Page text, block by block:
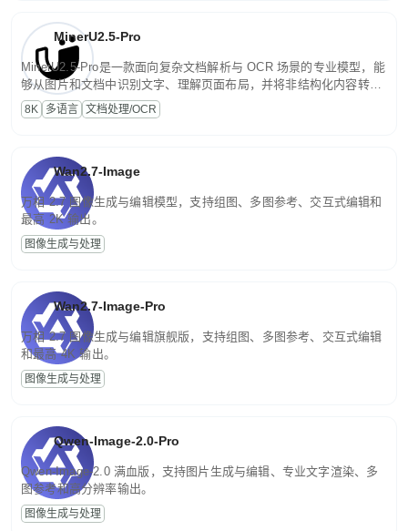
MinerU2.5-Pro
MinerU2.5-Pro是一款面向复杂文档解析与 OCR 场景的专业模型，能
够从图片和文档中识别文字、理解页面布局，并将非结构化内容转换
为便于存储、检索和二次处理的结构化结果。
8K 多语言 文档处理/OCR
Wan2.7-Image
万相 2.7 图像生成与编辑模型，支持组图、多图参考、交互式编辑和
最高 2K 输出。
图像生成与处理
Wan2.7-Image-Pro
万相 2.7 图像生成与编辑旗舰版，支持组图、多图参考、交互式编辑
和最高 4K 输出。
图像生成与处理
Qwen-Image-2.0-Pro
Qwen-Image-2.0 满血版，支持图片生成与编辑、专业文字渲染、多
图参考和高分辨率输出。
图像生成与处理